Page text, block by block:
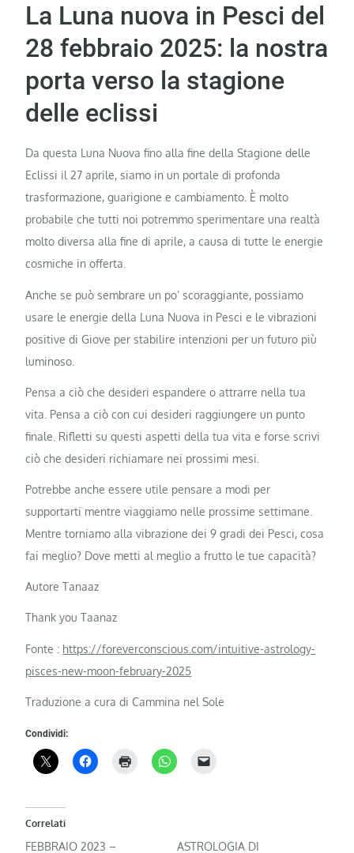
La Luna nuova in Pesci del
28 febbraio 2025: la nostra
porta verso la stagione
delle eclissi
Da questa Luna Nuova fino alla fine della Stagione delle
Eclissi il 27 aprile, siamo in un portale di profonda
trasformazione, guarigione e cambiamento. È molto
probabile che tutti noi potremmo sperimentare una realtà
molto diversa alla fine di aprile, a causa di tutte le energie
cosmiche in offerta.
Anche se può sembrare un po’ scoraggiante, possiamo
usare le energie della Luna Nuova in Pesci e le vibrazioni
positive di Giove per stabilire intenzioni per un futuro più
luminoso.
Pensa a ciò che desideri espandere o attrarre nella tua
vita. Pensa a ciò con cui desideri raggiungere un punto
finale. Rifletti su questi aspetti della tua vita e forse scrivi
ciò che desideri richiamare nei prossimi mesi.
Potrebbe anche essere utile pensare a modi per
supportarti mentre viaggiamo nelle prossime settimane.
Mentre torniamo alla vibrazione dei 9 gradi dei Pesci, cosa
fai meglio? Dove metti al meglio a frutto le tue capacità?
Autore Tanaaz
Thank you Taanaz
Fonte : https://foreverconscious.com/intuitive-astrology-
pisces-new-moon-february-2025
Traduzione a cura di Cammina nel Sole
Condividi:
Correlati
FEBBRAIO 2023 – ASTROLOGIA DI